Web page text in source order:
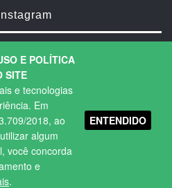
E POLÍTICA
SITE
e tecnologias
Em
2018, ao
algum
você concorda
e
.
ENTENDIDO
Instagram
os direitos Reservados.
|Termos de Uso